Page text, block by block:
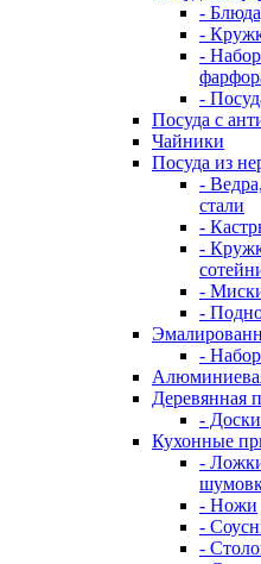
-
-
-
-
Посуда с
Чайники
Посуда из
-
стали
-
-
-
-
-
Деревянная
-
Кухонные
-
- Ножи
-
-